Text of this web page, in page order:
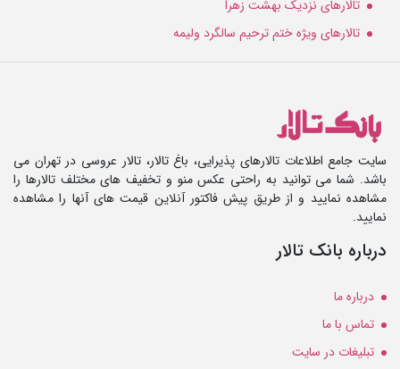
تالارهای نزدیک بهشت زهرا
تالارهای ویژه ختم ترحیم سالگرد ولیمه
سایت جامع اطلاعات تالارهای پذیرایی، باغ تالار، تالار عروسی در تهران می
باشد. شما می توانید به راحتی عکس منو و تخفیف های مختلف تالارها را
مشاهده نمایید و از طریق پیش فاکتور آنلاین قیمت های آنها را مشاهده
نمایید.
درباره بانک تالار
درباره ما
تماس با ما
تبلیغات در سایت